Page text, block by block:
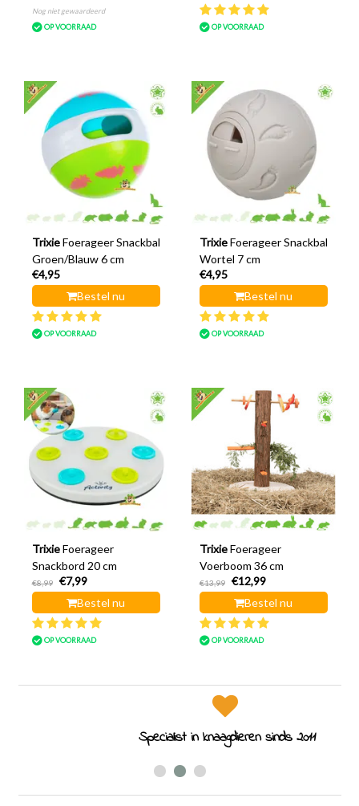
Nog niet gewaardeerd
OP VOORRAAD
OP VOORRAAD
Trixie Foerageer Snackbal
Groen/Blauw 6 cm
€4,95
Bestel nu
OP VOORRAAD
Trixie Foerageer Snackbal
Wortel 7 cm
€4,95
Bestel nu
OP VOORRAAD
Trixie Foerageer
Snackbord 20 cm
€8,99
€7,99
Bestel nu
OP VOORRAAD
Trixie Foerageer
Voerboom 36 cm
€13,99
€12,99
Bestel nu
OP VOORRAAD
Specialist in knaagdieren sinds 2011